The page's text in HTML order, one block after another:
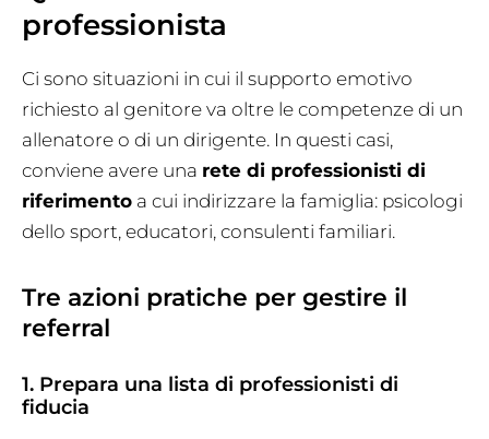
professionista
Ci sono situazioni in cui il supporto emotivo
richiesto al genitore va oltre le competenze di un
allenatore o di un dirigente. In questi casi,
conviene avere una rete di professionisti di
riferimento a cui indirizzare la famiglia: psicologi
dello sport, educatori, consulenti familiari.
Tre azioni pratiche per gestire il
referral
1. Prepara una lista di professionisti di
fiducia